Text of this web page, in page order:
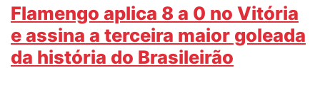
Flamengo aplica 8 a 0 no Vitória
e assina a terceira maior goleada
da história do Brasileirão